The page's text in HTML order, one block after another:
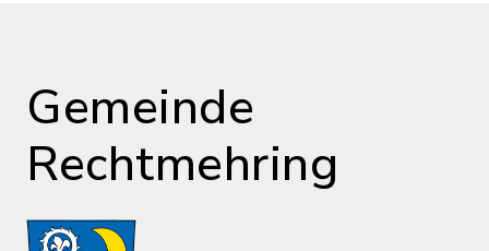
Gemeinde
Rechtmehring